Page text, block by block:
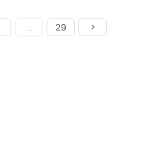
... 29 >